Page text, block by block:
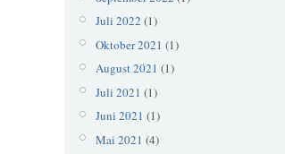
Juli 2022 (1)
Oktober 2021 (1)
August 2021 (1)
Juli 2021 (1)
Juni 2021 (1)
Mai 2021 (4)